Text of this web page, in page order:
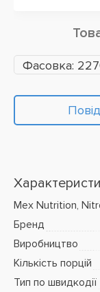
Фасовка:
Mex Nutrition,
Бренд
Виробництво
Кількість порцій
Тип по швидкодії